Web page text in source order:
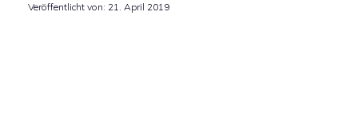
Veröffentlicht von: 21. April 2019